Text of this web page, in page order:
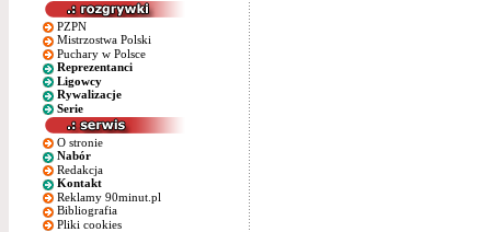
PZPN
Mistrzostwa Polski
Puchary w Polsce
Reprezentanci
Ligowcy
Rywalizacje
Serie
O stronie
Nabór
Redakcja
Kontakt
Reklamy 90minut.pl
Bibliografia
Pliki cookies